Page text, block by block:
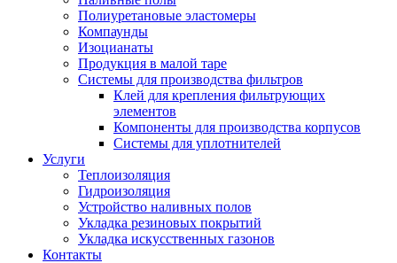
Полиуретановые эластомеры
Компаунды
Изоцианаты
Продукция в малой таре
Системы для производства фильтров
Клей для крепления фильтрующих
элементов
Компоненты для производства корпусов
Системы для уплотнителей
Услуги
Теплоизоляция
Гидроизоляция
Устройство наливных полов
Укладка резиновых покрытий
Укладка искусственных газонов
Контакты